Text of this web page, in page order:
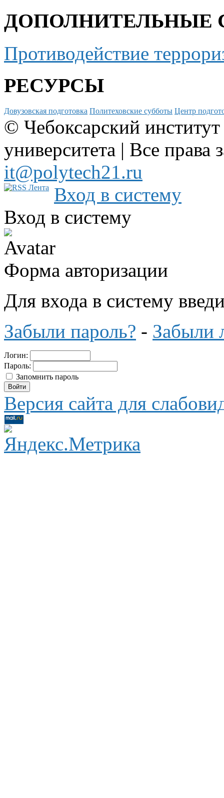
ДОПОЛНИТЕЛЬНЫЕ
Противодействие
РЕСУРСЫ
Довузовская подготовка Политеховские субботы Центр
© Чебоксарский
университета | Все
it@polytech21.ru
Вход в систему
Вход в систему
Форма авторизации
Для входа в систему
Забыли пароль? - Забыли
Логин:
Пароль:
Запомнить пароль
Версия сайта для